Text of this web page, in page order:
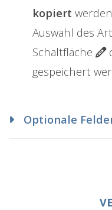
kopiert
Auswahl des
Schaltfläche
gespeichert
Optionale